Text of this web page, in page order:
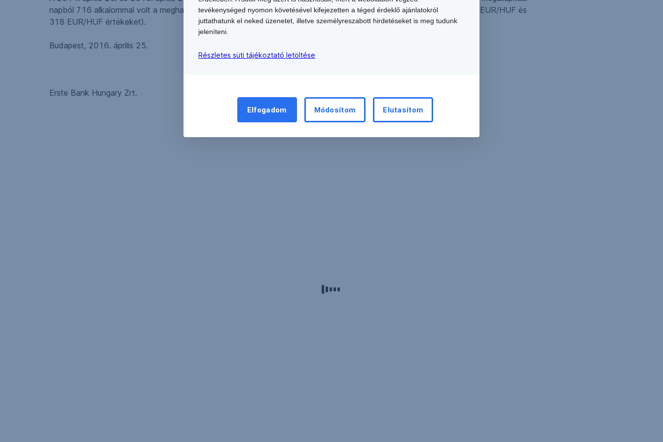
napból 716 alkalommal volt a meghatározott 297 EUR/HUF és 318 EUR/HUF árfolyamsávon belül (beleértve a 297 EUR/HUF és
318 EUR/HUF értékeket).
Budapest, 2016. április 25.
Erste Bank Hungary Zrt.
tevékenységed nyomon követésével kifejezetten a téged érdeklő ajánlatokról
juttathatunk el neked üzenetet, illetve személyreszabott hirdetéseket is meg tudunk
jeleníteni.
Részletes süti tájékoztató letöltése
Elfogadom Módosítom Elutasítom